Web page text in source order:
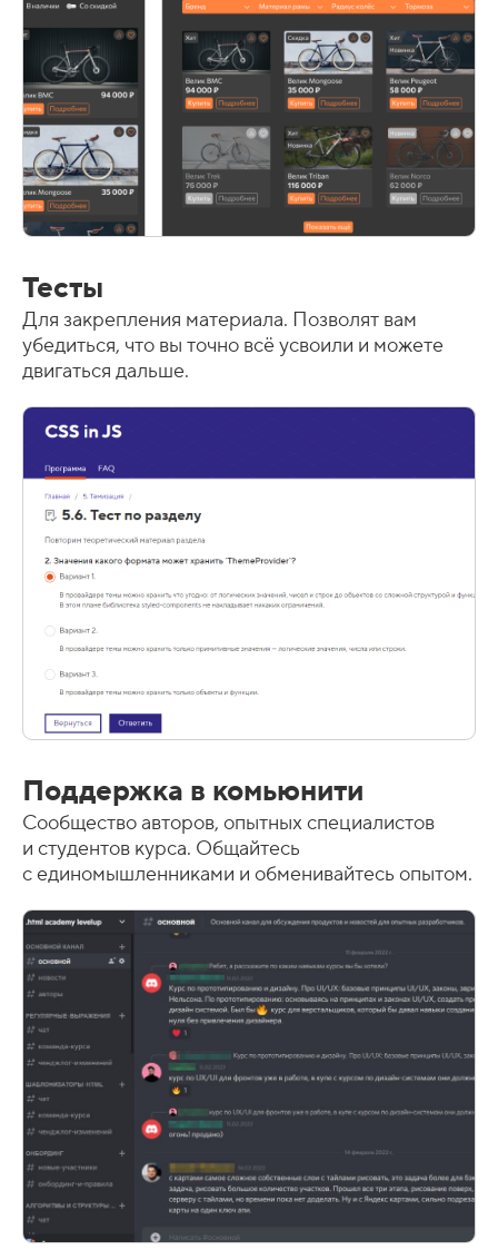
Тесты
Для закрепления материала. Позволят вам
убедиться, что вы точно всё усвоили и можете
двигаться дальше.
Поддержка в комьюнити
Cообщество авторов, опытных специалистов
и студентов курса. Общайтесь
с единомышленниками и обменивайтесь опытом.